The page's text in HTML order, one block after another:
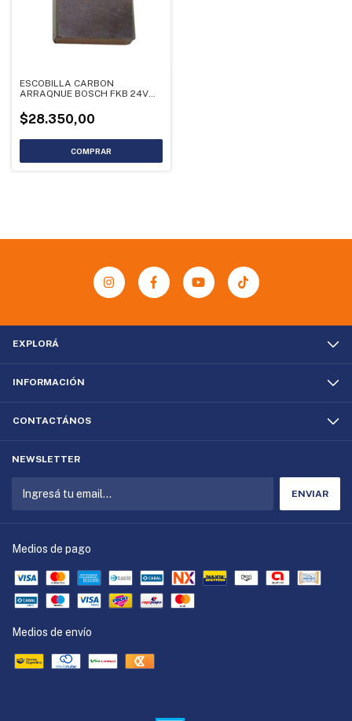
ESCOBILLA CARBON
ARRAQNUE BOSCH FKB 24V
BENZ FIAT
$28.350,00
EXPLORÁ
INFORMACIÓN
CONTACTÁNOS
NEWSLETTER
Medios de pago
Medios de envío